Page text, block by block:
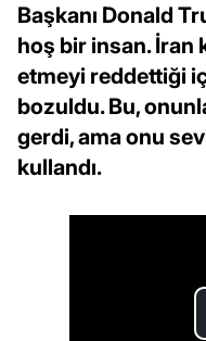
Başkanı Donald
hoş bir insan. İran
etmeyi reddettiği
bozuldu. Bu,
gerdi, ama onu
kullandı.